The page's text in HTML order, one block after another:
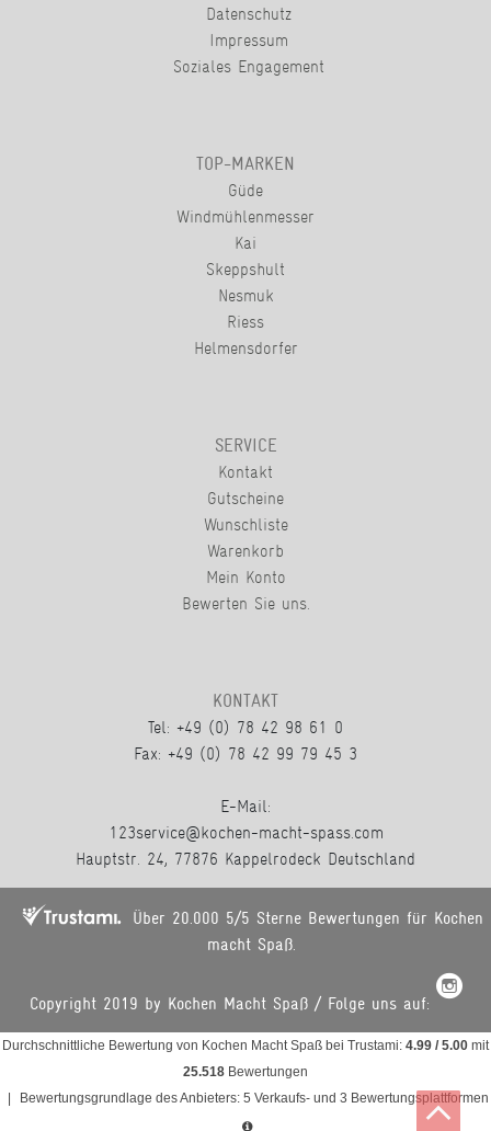
Datenschutz
Impressum
Soziales Engagement
TOP-MARKEN
Güde
Windmühlenmesser
Kai
Skeppshult
Nesmuk
Riess
Helmensdorfer
SERVICE
Kontakt
Gutscheine
Wunschliste
Warenkorb
Mein Konto
Bewerten Sie uns.
KONTAKT
Tel: +49 (0) 78 42 98 61 0
Fax: +49 (0) 78 42 99 79 45 3
E-Mail:
123service@kochen-macht-spass.com
Hauptstr. 24, 77876 Kappelrodeck Deutschland
Über 20.000 5/5 Sterne Bewertungen für Kochen
macht Spaß.
Copyright 2019 by Kochen Macht Spaß / Folge uns auf:
Durchschnittliche Bewertung von Kochen Macht Spaß bei Trustami: 4.99 / 5.00 mit
25.518 Bewertungen
Bewertungsgrundlage des Anbieters: 5 Verkaufs- und 3 Bewertungsplattformen